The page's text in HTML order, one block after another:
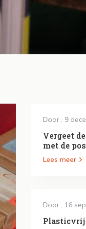
Door , 9
Vergeet
met de
Lees meer
Door , 16
Plasticvrij